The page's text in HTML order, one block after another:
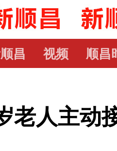
昌 视频 顺昌
老人主动